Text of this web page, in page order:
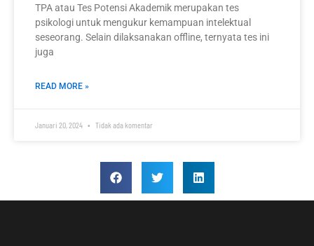
TPA atau Tes Potensi Akademik merupakan tes
psikologi untuk mengukur kemampuan intelektual
seseorang. Selain dilaksanakan offline, ternyata tes ini
juga
READ MORE »
Januari 20, 2024 Tidak ada komentar